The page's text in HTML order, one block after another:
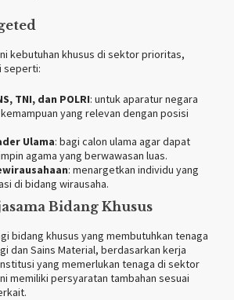
kebutuhan khusus di sektor prioritas,
seperti:
TNI, dan POLRI: untuk aparatur negara
yang relevan dengan posisi
Ulama: bagi calon ulama agar dapat
agama yang berwawasan luas.
: menargetkan individu yang
di bidang wirausaha.
Bidang Khusus
bidang khusus yang membutuhkan tenaga
dan Sains Material, berdasarkan kerja
yang memerlukan tenaga di sektor
memiliki persyaratan tambahan sesuai